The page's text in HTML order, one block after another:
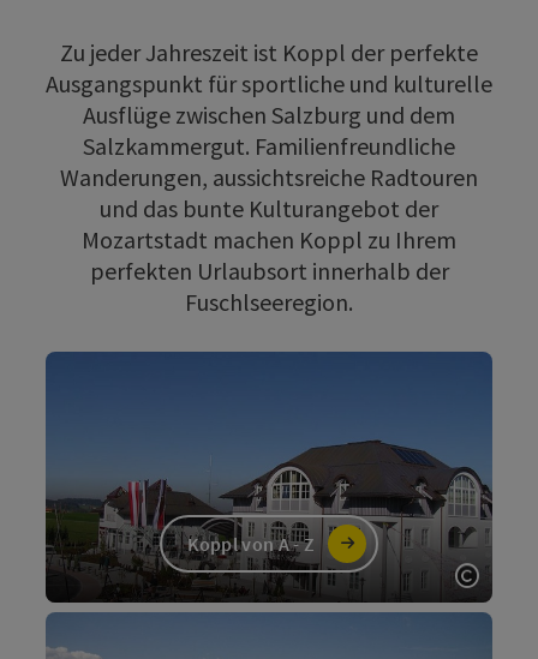
Zu jeder Jahreszeit ist Koppl der perfekte
Ausgangspunkt für sportliche und kulturelle
Ausflüge zwischen Salzburg und dem
Salzkammergut. Familienfreundliche
Wanderungen, aussichtsreiche Radtouren
und das bunte Kulturangebot der
Mozartstadt machen Koppl zu Ihrem
perfekten Urlaubsort innerhalb der
Fuschlseeregion.
Koppl von A - Z